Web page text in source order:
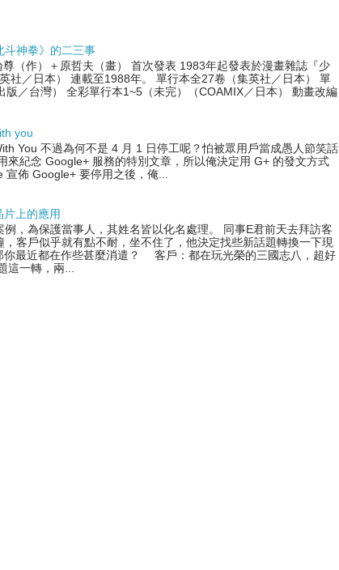
斗神拳》的二三事
（作）＋原哲夫（畫） 首次發表 1983年起發表於漫畫雜誌『少
社／日本） 連載至1988年。 單行本全27卷（集英社／日本） 單
版／台灣） 全彩單行本1~5（未完）（COAMIX／日本） 動畫改編
you
You 不過為何不是 4 月 1 日停工呢？怕被眾用戶當成愚人節笑話
來紀念 Google+ 服務的特別文章，所以俺決定用 G+ 的發文方式
佈 Google+ 要停用之後，俺...
上的應用
例，為保護當事人，其姓名皆以化名處理。 同事E君前天去拜訪客
，客戶似乎就有點不耐，坐不住了，他決定找些新話題轉換一下現
最近都在作些甚麼消遣？ 客戶：都在玩光榮的三國志八，超好
一轉，兩...